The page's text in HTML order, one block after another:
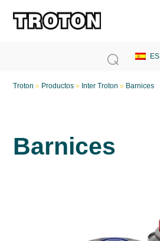
Troton » Productos » Inter Troton » Barnices
Barnices